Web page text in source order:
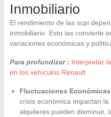
Inmobiliario
El rendimiento de las scpi
inmobiliario. Esto las convierte
variaciones económicas y
Para profundizar : Interpretar
en los vehículos Renault
Fluctuaciones Económicas
crisis económica impactan
alquileres pueden disminuir,